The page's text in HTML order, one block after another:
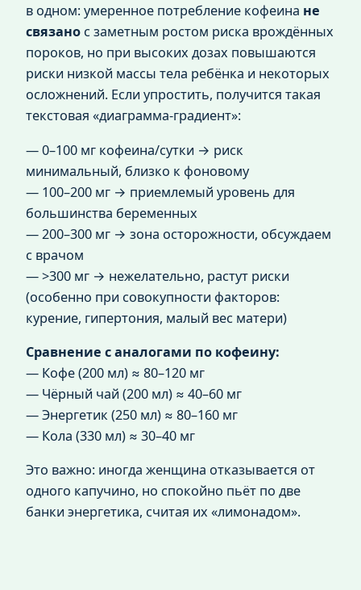
в одном: умеренное потребление кофеина не
связано с заметным ростом риска врождённых
пороков, но при высоких дозах повышаются
риски низкой массы тела ребёнка и некоторых
осложнений. Если упростить, получится такая
текстовая «диаграмма‑градиент»:
— 0–100 мг кофеина/сутки → риск
минимальный, близко к фоновому
— 100–200 мг → приемлемый уровень для
большинства беременных
— 200–300 мг → зона осторожности, обсуждаем
с врачом
— >300 мг → нежелательно, растут риски
(особенно при совокупности факторов:
курение, гипертония, малый вес матери)
Сравнение с аналогами по кофеину:
— Кофе (200 мл) ≈ 80–120 мг
— Чёрный чай (200 мл) ≈ 40–60 мг
— Энергетик (250 мл) ≈ 80–160 мг
— Кола (330 мл) ≈ 30–40 мг
Это важно: иногда женщина отказывается от
одного капучино, но спокойно пьёт по две
банки энергетика, считая их «лимонадом».